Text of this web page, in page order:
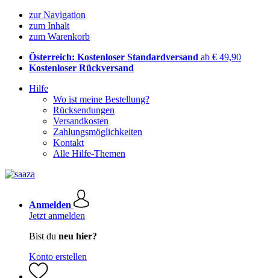
zur Navigation
zum Inhalt
zum Warenkorb
Österreich: Kostenloser Standardversand ab € 49,90
Kostenloser Rückversand
Hilfe
Wo ist meine Bestellung?
Rücksendungen
Versandkosten
Zahlungsmöglichkeiten
Kontakt
Alle Hilfe-Themen
Anmelden
Jetzt anmelden
Bist du neu hier?
Konto erstellen